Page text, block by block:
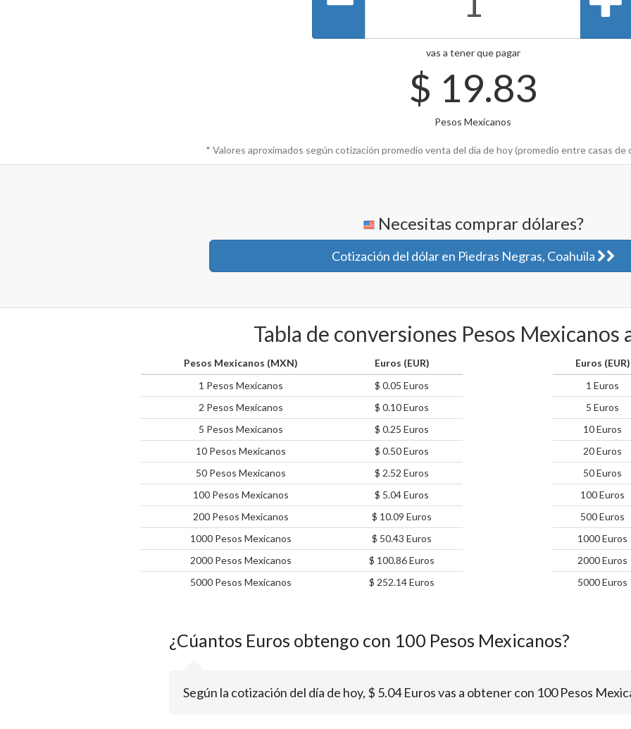
vas a tener que pagar
$ 19.83
Pesos Mexicanos
* Valores aproximados según cotización promedio venta del día de hoy (promedio entre casas de
Necesitas comprar dólares?
Cotización del dólar en Piedras Negras, Coahuila
Tabla de conversiones Pesos Mexicanos
Pesos Mexicanos (MXN)
Euros (EUR)
1 Pesos Mexicanos
$ 0.05 Euros
2 Pesos Mexicanos
$ 0.10 Euros
5 Pesos Mexicanos
$ 0.25 Euros
10 Pesos Mexicanos
$ 0.50 Euros
50 Pesos Mexicanos
$ 2.52 Euros
100 Pesos Mexicanos
$ 5.04 Euros
200 Pesos Mexicanos
$ 10.09 Euros
1000 Pesos Mexicanos
$ 50.43 Euros
2000 Pesos Mexicanos
$ 100.86 Euros
5000 Pesos Mexicanos
$ 252.14 Euros
Euros (EUR)
1 Euros
5 Euros
10 Euros
20 Euros
50 Euros
100 Euros
500 Euros
1000 Euros
2000 Euros
5000 Euros
¿Cúantos Euros obtengo con 100 Pesos Mexicanos?
Según la cotización del día de hoy, $ 5.04 Euros vas a obtener con 100 Pesos